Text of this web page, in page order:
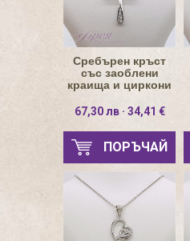
Сребърен кръст
със заоблени
краища и циркони
67,30 лв · 34,41 €
ПОРЪЧАЙ